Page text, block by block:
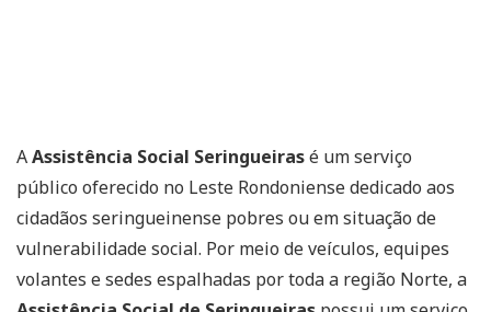
AAssistência Social Seringueirasé um serviço
público oferecido no Leste Rondoniense dedicado aos
cidadãos seringueinense pobres ou em situação de
vulnerabilidade social. Por meio de veículos, equipes
volantes e sedes espalhadas por toda a região Norte, a